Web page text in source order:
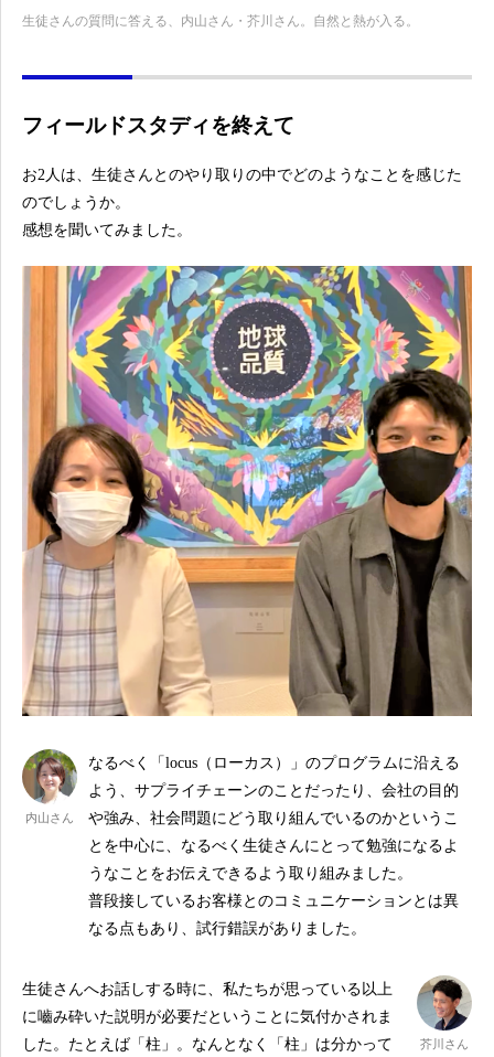
生徒さんの質問に答える、内山さん・芥川さん。自然と熱が入る。
フィールドスタディを終えて
お2人は、生徒さんとのやり取りの中でどのようなことを感じた
のでしょうか。
感想を聞いてみました。
内山さん
なるべく「locus（ローカス）」のプログラムに沿える
よう、サプライチェーンのことだったり、会社の目的
や強み、社会問題にどう取り組んでいるのかというこ
とを中心に、なるべく生徒さんにとって勉強になるよ
うなことをお伝えできるよう取り組みました。
普段接しているお客様とのコミュニケーションとは異
なる点もあり、試行錯誤がありました。
芥川さん
生徒さんへお話しする時に、私たちが思っている以上
に嚙み砕いた説明が必要だということに気付かされま
した。たとえば「柱」。なんとなく「柱」は分かって